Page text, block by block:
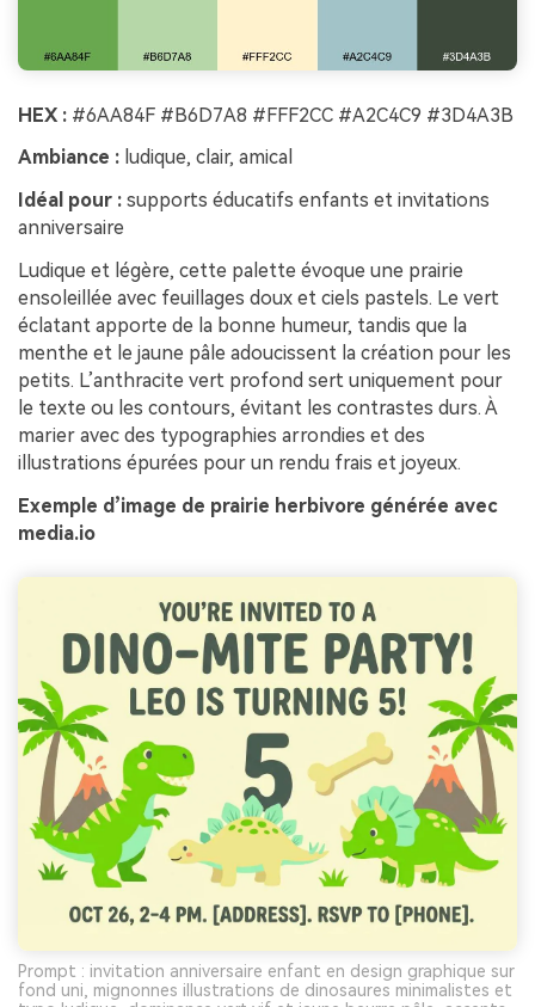
HEX : #6AA84F #B6D7A8 #FFF2CC #A2C4C9 #3D4A3B
Ambiance : ludique, clair, amical
Idéal pour : supports éducatifs enfants et invitations
anniversaire
Ludique et légère, cette palette évoque une prairie
ensoleillée avec feuillages doux et ciels pastels. Le vert
éclatant apporte de la bonne humeur, tandis que la
menthe et le jaune pâle adoucissent la création pour les
petits. L’anthracite vert profond sert uniquement pour
le texte ou les contours, évitant les contrastes durs. À
marier avec des typographies arrondies et des
illustrations épurées pour un rendu frais et joyeux.
Exemple d’image de prairie herbivore générée avec
media.io
Prompt : invitation anniversaire enfant en design graphique sur
fond uni, mignonnes illustrations de dinosaures minimalistes et